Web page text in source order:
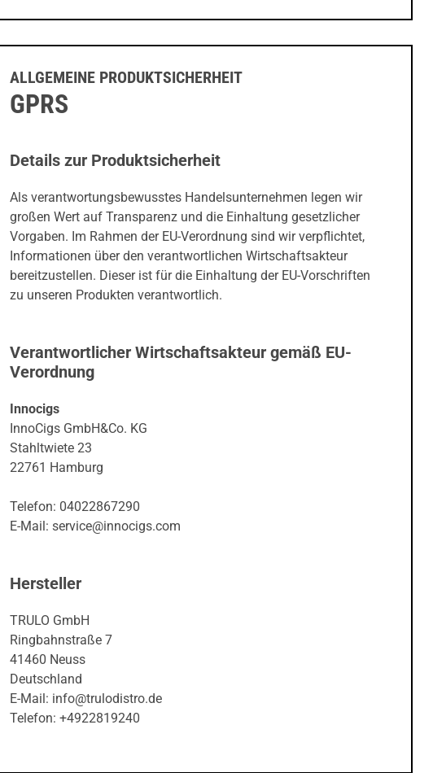
ALLGEMEINE PRODUKTSICHERHEIT
GPRS
Details zur Produktsicherheit
Als verantwortungsbewusstes Handelsunternehmen legen wir
großen Wert auf Transparenz und die Einhaltung gesetzlicher
Vorgaben. Im Rahmen der EU-Verordnung sind wir verpflichtet,
Informationen über den verantwortlichen Wirtschaftsakteur
bereitzustellen. Dieser ist für die Einhaltung der EU-Vorschriften
zu unseren Produkten verantwortlich.
Verantwortlicher Wirtschaftsakteur gemäß EU-
Verordnung
Innocigs
InnoCigs GmbH&Co. KG
Stahltwiete 23
22761 Hamburg
Telefon: 04022867290
E-Mail: service@innocigs.com
Hersteller
TRULO GmbH
Ringbahnstraße 7
41460 Neuss
Deutschland
E-Mail: info@trulodistro.de
Telefon: +4922819240